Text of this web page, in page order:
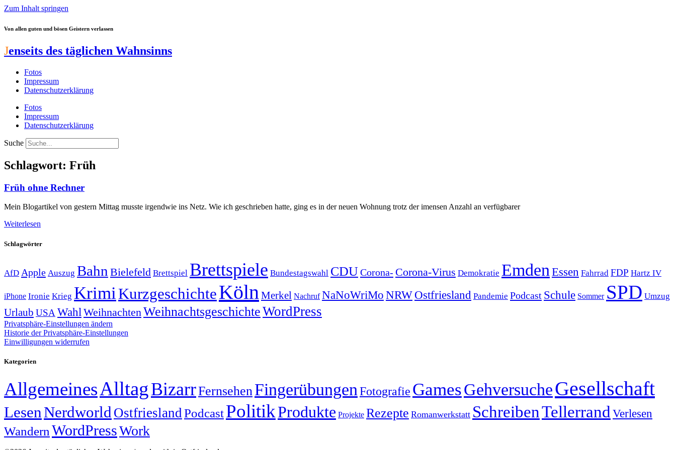
Zum Inhalt springen
Von allen guten und bösen Geistern verlassen
Jenseits des täglichen Wahnsinns
Fotos
Impressum
Datenschutzerklärung
Fotos
Impressum
Datenschutzerklärung
Suche
Schlagwort: Früh
Früh ohne Rechner
Mein Blogartikel von gestern Mittag musste irgendwie ins Netz. Wie ich geschrieben hatte, ging es in der neuen Wohnung trotz der imensen Anzahl an verfügbarer
Weiterlesen
Schlagwörter
AfD Apple Auszug Bahn Bielefeld Brettspiel Brettspiele Bundestagswahl CDUCorona- Corona-Virus Demokratie Emden Essen Fahrrad FDP Hartz IV
iPhone Ironie Krieg Krimi KurzgeschichteKöln Merkel Nachruf NaNoWriMo NRWOstfriesland Pandemie Podcast Schule Sommer SPD Umzug
Urlaub USA Wahl Weihnachten WeihnachtsgeschichteWordPress
Privatsphäre-Einstellungen ändern
Historie der Privatsphäre-Einstellungen
Einwilligungen widerrufen
Kategorien
AllgemeinesAlltagBizarrFernsehenFingerübungen Fotografie GamesGehversucheGesellschaft
LesenNerdworld OstfrieslandPodcastPolitikProdukte Projekte Rezepte Romanwerkstatt SchreibenTellerrand Verlesen
Wandern WordPressWork